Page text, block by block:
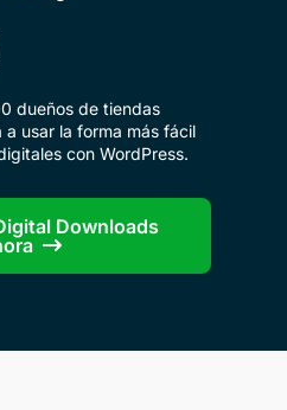
dueños de tiendas
usar la forma más fácil
con WordPress.
Downloads